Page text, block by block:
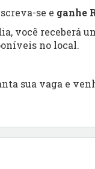
se e ganhe
você receberá
no local.
sua vaga e